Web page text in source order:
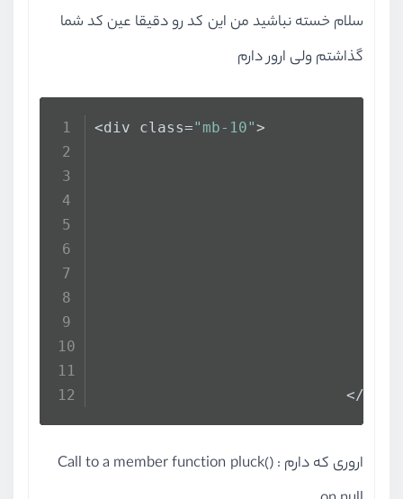
سلام خسته نباشید من این کد رو دقیقا عین کد شما
گذاشتم ولی ارور دارم
<div class="mb-10">
                            </div>
اروری که دارم : Call to a member function pluck()